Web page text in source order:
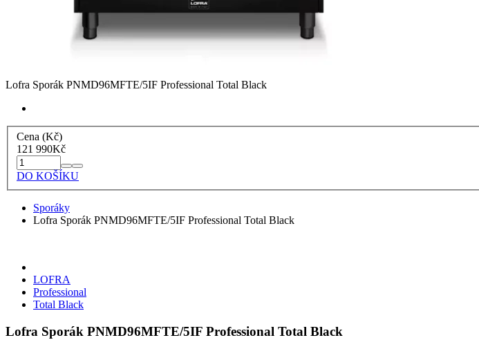
Lofra Sporák PNMD96MFTE/5IF Professional Total Black
Cena (Kč)
121 990Kč
DO KOŠÍKU
Sporáky
Lofra Sporák PNMD96MFTE/5IF Professional Total Black
LOFRA
Professional
Total Black
Lofra Sporák PNMD96MFTE/5IF Professional Total Black